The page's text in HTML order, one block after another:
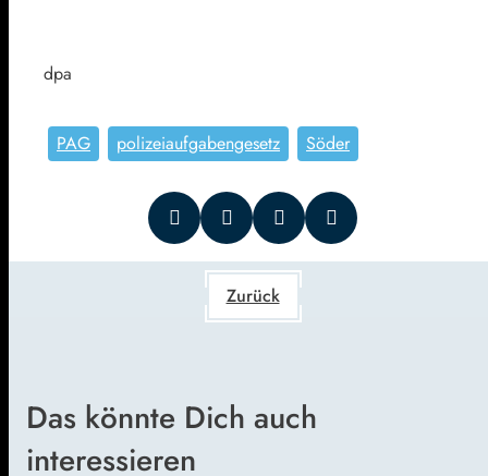
dpa
PAG polizeiaufgabengesetz Söder
Zurück
Das könnte Dich auch
interessieren